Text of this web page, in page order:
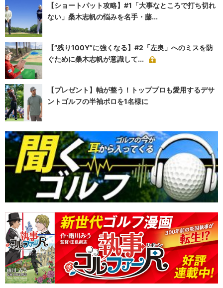
【ショートパット攻略】#1「大事なところで打ち切れ
ない」桑木志帆の悩みを名手・藤...
【“残り100Y”に強くなる】#2「左奥」へのミスを防
ぐために桑木志帆が意識して...
【プレゼント】軸が整う！トッププロも愛用するデサ
ントゴルフの半袖ポロを1名様に